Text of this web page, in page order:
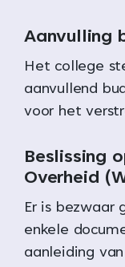
Aanvulling
Het college
aanvullend
voor het
Beslissing
Overheid
Er is bezwaar
enkele
aanleiding